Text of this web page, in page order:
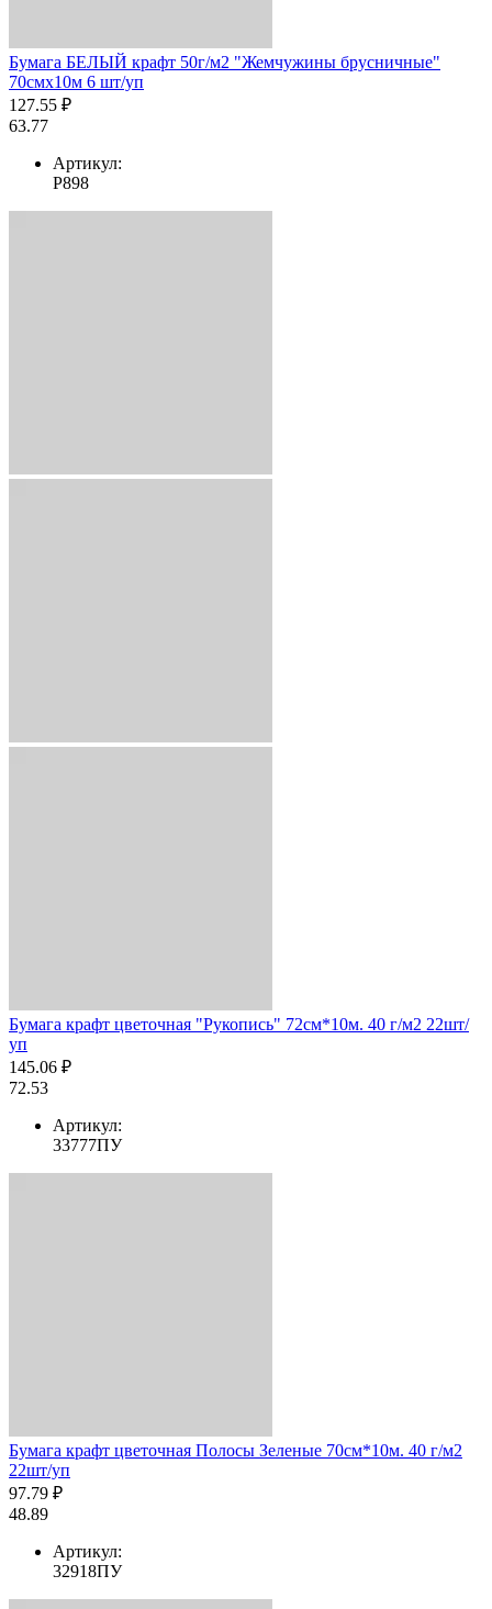
Бумага БЕЛЫЙ крафт 50г/м2 "Жемчужины брусничные"
70смх10м 6 шт/уп
127.55 ₽
63.77
Артикул:
Р898
Бумага крафт цветочная "Рукопись" 72см*10м. 40 г/м2 22шт/
уп
145.06 ₽
72.53
Артикул:
33777ПУ
Бумага крафт цветочная Полосы Зеленые 70см*10м. 40 г/м2
22шт/уп
97.79 ₽
48.89
Артикул:
32918ПУ